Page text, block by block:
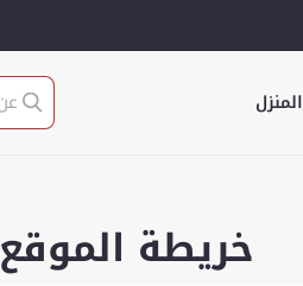
المنزل
خريطة الموقع